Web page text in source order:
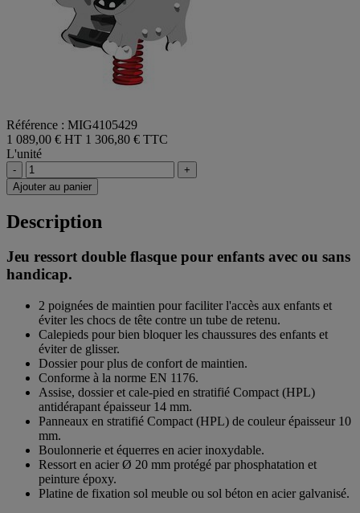
Référence : MIG4105429
1 089,00 € HT 1 306,80 € TTC
L'unité
-
+
Ajouter au panier
Description
Jeu ressort double flasque pour enfants avec ou sans
handicap.
2 poignées de maintien pour faciliter l'accès aux enfants et
éviter les chocs de tête contre un tube de retenu.
Calepieds pour bien bloquer les chaussures des enfants et
éviter de glisser.
Dossier pour plus de confort de maintien.
Conforme à la norme EN 1176.
Assise, dossier et cale-pied en stratifié Compact (HPL)
antidérapant épaisseur 14 mm.
Panneaux en stratifié Compact (HPL) de couleur épaisseur 10
mm.
Boulonnerie et équerres en acier inoxydable.
Ressort en acier Ø 20 mm protégé par phosphatation et
peinture époxy.
Platine de fixation sol meuble ou sol béton en acier galvanisé.